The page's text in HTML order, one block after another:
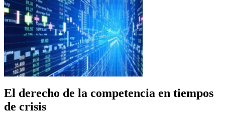
El derecho de la competencia en tiempos
de crisis